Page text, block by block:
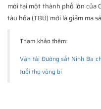
mới tại một thành phố lớn của
tàu hỏa (TBU) mới là giảm ma
Tham khảo thêm:
Vận tải Đường sắt Ninh Ba
tuổi thọ vòng bi